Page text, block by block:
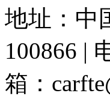
地址：中
100866 |
箱：